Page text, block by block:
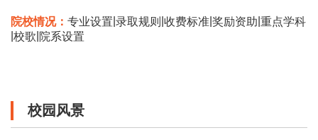
院校情况： 专业设置 录取规则 收费标准 奖励资助 重点学科
校歌 院系设置
校园风景